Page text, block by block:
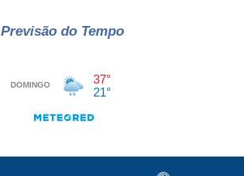
Previsão do Tempo